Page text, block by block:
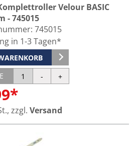
Velour BASIC
- 745015
745015
in 1-3 Tagen*
zzgl. Versand